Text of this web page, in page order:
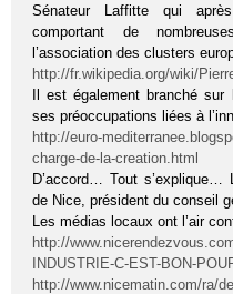
Sénateur Laffitte qui
comportant de
l’association des clusters
http://fr.wikipedia.org/wiki/
Il est également branché sur
ses préoccupations liées à
http://euro-
charge-de-la-creation.html
D’accord… Tout
de Nice, président du conseil
Les médias locaux ont l’air
http://
INDUSTRIE-C-EST-BON-
http://www.nicematin.com/ra/